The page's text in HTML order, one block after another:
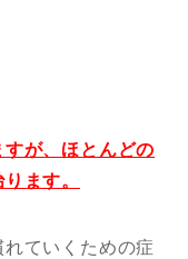
が、ほとんどの
ます。
ていくための症